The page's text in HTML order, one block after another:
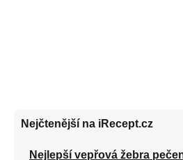
Nejčtenější na iRecept.cz
Nejlepší vepřová žebra